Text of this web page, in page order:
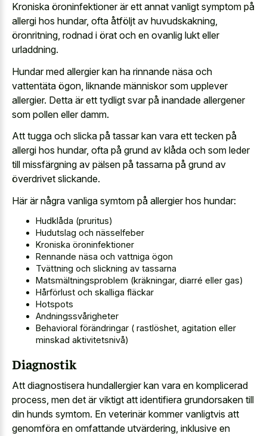
Kroniska öroninfektioner är ett annat vanligt symptom på
allergi hos hundar, ofta åtföljt av huvudskakning,
öronritning, rodnad i örat och en ovanlig lukt eller
urladdning.
Hundar med allergier kan ha rinnande näsa och
vattentäta ögon, liknande människor som upplever
allergier. Detta är ett tydligt svar på inandade allergener
som pollen eller damm.
Att tugga och slicka på tassar kan vara ett tecken på
allergi hos hundar, ofta på grund av klåda och som leder
till missfärgning av pälsen på tassarna på grund av
överdrivet slickande.
Här är några vanliga symtom på allergier hos hundar:
Hudklåda (pruritus)
Hudutslag och nässelfeber
Kroniska öroninfektioner
Rennande näsa och vattniga ögon
Tvättning och slickning av tassarna
Matsmältningsproblem (kräkningar, diarré eller gas)
Hårförlust och skalliga fläckar
Hotspots
Andningssvårigheter
Behavioral förändringar ( rastlöshet, agitation eller
minskad aktivitetsnivå)
Diagnostik
Att diagnostisera hundallergier kan vara en komplicerad
process, men det är viktigt att identifiera grundorsaken till
din hunds symtom. En veterinär kommer vanligtvis att
genomföra en omfattande utvärdering, inklusive en